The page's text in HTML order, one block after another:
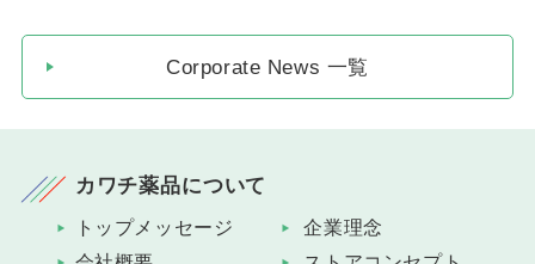
Corporate News 一覧
カワチ薬品について
トップメッセージ
企業理念